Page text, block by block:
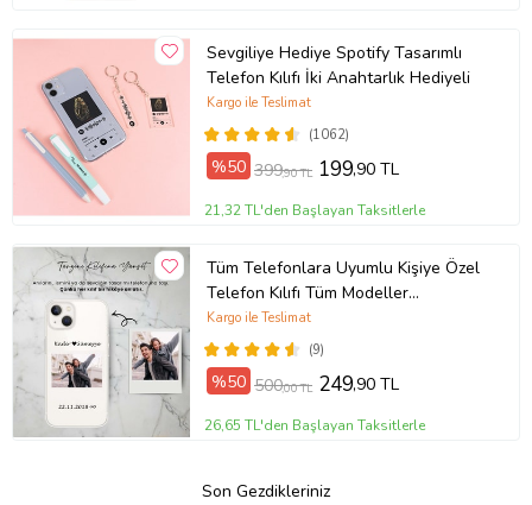
Sevgiliye Hediye Spotify Tasarımlı
Telefon Kılıfı İki Anahtarlık Hediyeli
(1062)
Kargo ile Teslimat
%50 399,90 TL 199,90 TL
21,32 TL'den Başlayan Taksitlerle
Tüm Telefonlara Uyumlu Kişiye Özel
Telefon Kılıfı Tüm Modeller
Açıklamada
(9)
Kargo ile Teslimat
%50 500,00 TL 249,90 TL
26,65 TL'den Başlayan Taksitlerle
Son Gezdikleriniz